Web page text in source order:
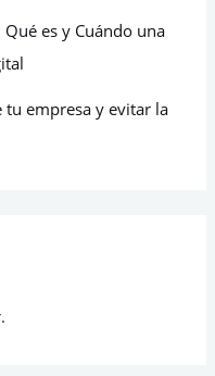
es y Cuándo una
empresa y evitar la